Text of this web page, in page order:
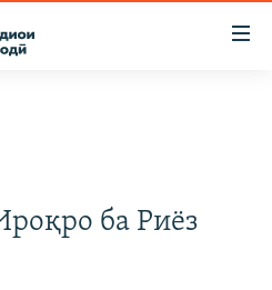
ба Риёз